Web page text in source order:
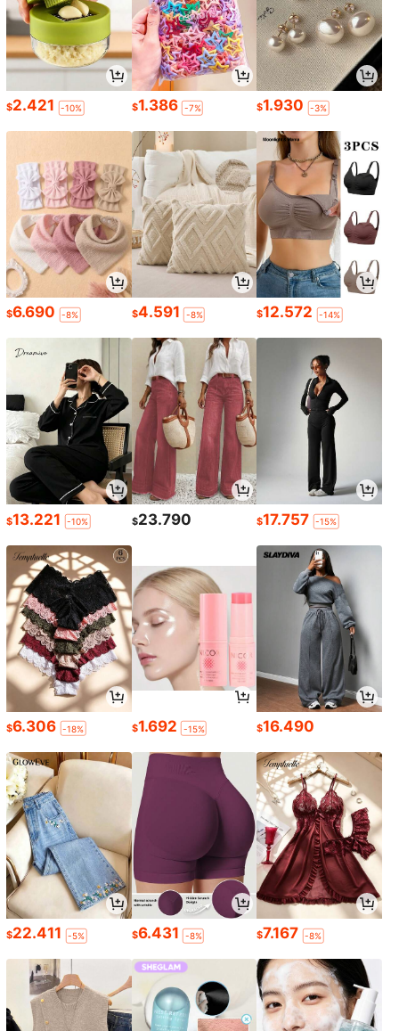
$2.421 -10% $1.386 -7% $1.930 -3%
$6.690 -8% $4.591 -8% $12.572 -14%
$13.221 -10% $23.790 $17.757 -15%
$6.306 -18% $1.692 -15% $16.490
$22.411 -5% $6.431 -8% $7.167 -8%